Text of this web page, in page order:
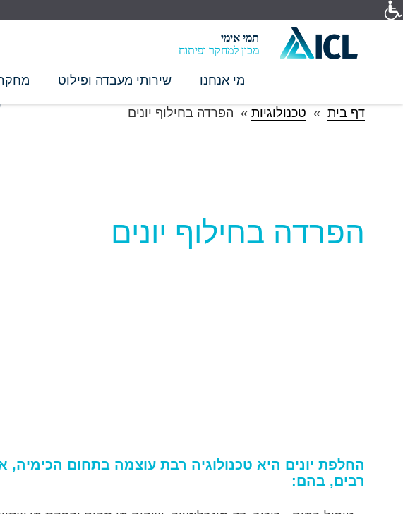
תמי אימי
מכון למחקר ופיתוח
מי אנחנו שירותי מעבדה ופילוט
דף בית » טכנולוגיות » הפרדה בחילוף יונים
הפרדה בחילוף יונים
החלפת יונים היא טכנולוגיה רבת עוצמה בתחום
רבים, בהם: